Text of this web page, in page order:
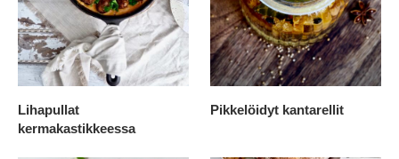
Lihapullat
kermakastikkeessa
Pikkelöidyt kantarellit